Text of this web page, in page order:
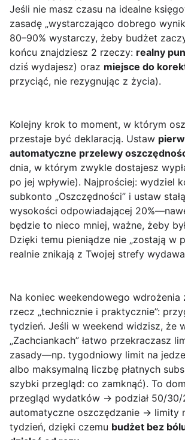
Jeśli nie masz czasu na idealne
zasadę „wystarczająco dobrego
80–90% wystarczy, żeby budżet
końcu znajdziesz 2 rzeczy: realny
dziś wydajesz) oraz miejsce do
przyciąć, nie rezygnując z życia).
Kolejny krok to moment, w którym
przestaje być deklaracją. Ustaw
automatyczne przelewy
dnia, w którym zwykle dostajesz
po jej wpływie). Najprościej: wydziel
subkonto „Oszczędności” i ustaw
wysokości odpowiadającej
będzie to nieco mniej, ważne, żeby
Dzięki temu pieniądze nie „zostają w
realnie znikają z Twojej strefy
Na koniec weekendowego wdrożenia
rzecz „technicznie i praktycznie”:
tydzień. Jeśli w weekend widzisz, że
„Zachciankach” łatwo przekraczasz
zasady—np. tygodniowy limit na
albo maksymalną liczbę płatnych
szybki przegląd: co zamknąć). To
przegląd wydatków → podział 50/
automatyczne oszczędzanie → limity
tydzień, dzięki czemu budżet bez